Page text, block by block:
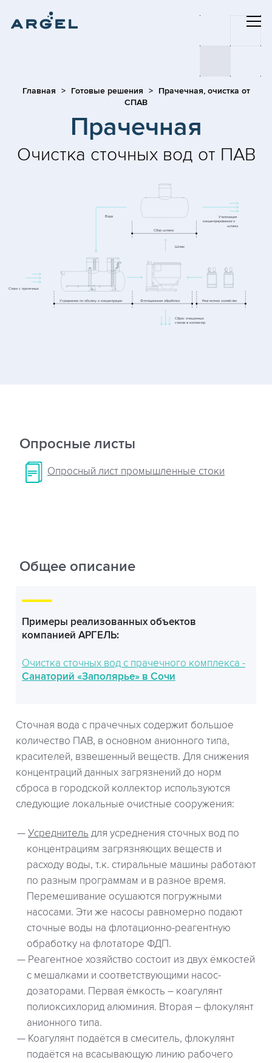
Главная Готовые решения
Прачечная, очистка от
СПАВ
Прачечная
Очистка сточных вод от ПАВ
Опросные листы
Опросный лист промышленные стоки
Общее описание
Примеры реализованных объектов
компанией АРГЕЛЬ:
Очистка сточных вод с прачечного комплекса -
Санаторий «Заполярье» в Сочи
Сточная вода с прачечных содержит большое
количество ПАВ, в основном анионного типа,
красителей, взвешенный веществ. Для снижения
концентраций данных загрязнений до норм
сброса в городской коллектор используются
следующие локальные очистные сооружения:
Усреднитель для усреднения сточных вод по
концентрациям загрязняющих веществ и
расходу воды, т.к. стиральные машины работают
по разным программам и в разное время.
Перемешивание осушаются погружными
насосами. Эти же насосы равномерно подают
сточные воды на флотационно-реагентную
обработку на флотаторе ФДП.
Реагентное хозяйство состоит из двух ёмкостей
с мешалками и соответствующими насос-
дозаторами. Первая ёмкость – коагулянт
полиоксихлорид алюминия. Вторая – флокулянт
анионного типа.
Коагулянт подаётся в смеситель, флокулянт
подаётся на всасывающую линию рабочего